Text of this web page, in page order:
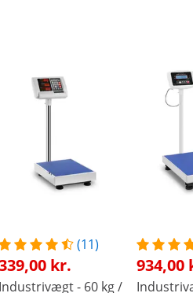
(11)
kr.
Industrivægt - 60 kg /
934,00